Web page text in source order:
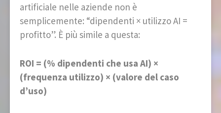
artificiale nelle aziende non è
semplicemente: “dipendenti × utilizzo AI =
profitto”. È più simile a questa:
ROI = (% dipendenti che usa AI) ×
(frequenza utilizzo) × (valore del caso
d’uso)